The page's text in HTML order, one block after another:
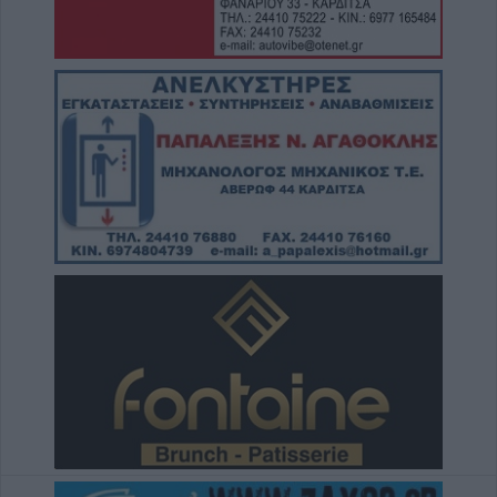
Masters του Μόντρεαλ
Το Σάββατο 8 Αυγούστου το 40ήμερο
μνημόσυνο της Κωνσταντίας Γεωρ.
Γιαννουσά - Τσιούκα
5 Αυγούστου 2026, 20:25
Το Σάββατο 8 Αυγούστου το 40ήμερο
μνημόσυνο του Δημήτριου Παππά
5 Αυγούστου 2026, 20:15
Η Ε.Ο.Α.Σ.Κ. καταδικάζει τη σύλληψη του
προέδρου του Εργατικού Κέντρου Λάρισας
Σπουδαία μεταγραφική κίνηση για την Α.Ε.
Μουζακίου με την απόκτηση του Γιάννη
Σκόνδρα
5 Αυγούστου 2026, 19:38